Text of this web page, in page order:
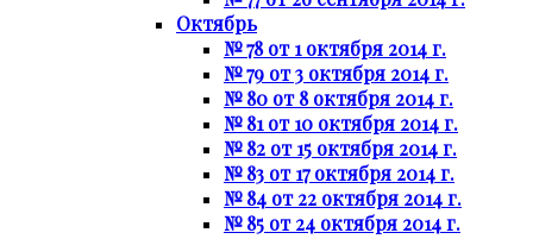
Октябрь
№ 78 от 1 октября 2014 г.
№ 79 от 3 октября 2014 г.
№ 80 от 8 октября 2014 г.
№ 81 от 10 октября 2014 г.
№ 82 от 15 октября 2014 г.
№ 83 от 17 октября 2014 г.
№ 84 от 22 октября 2014 г.
№ 85 от 24 октября 2014 г.